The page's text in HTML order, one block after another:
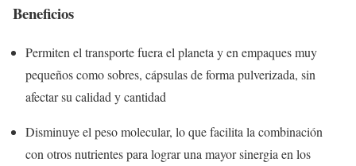
Beneficios
Permiten el transporte fuera el planeta y en empaques muy
pequeños como sobres, cápsulas de forma pulverizada, sin
afectar su calidad y cantidad
Disminuye el peso molecular, lo que facilita la combinación
con otros nutrientes para lograr una mayor sinergia en los